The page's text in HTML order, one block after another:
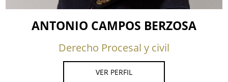
ANTONIO CAMPOS BERZOSA
Derecho Procesal y civil
VER PERFIL